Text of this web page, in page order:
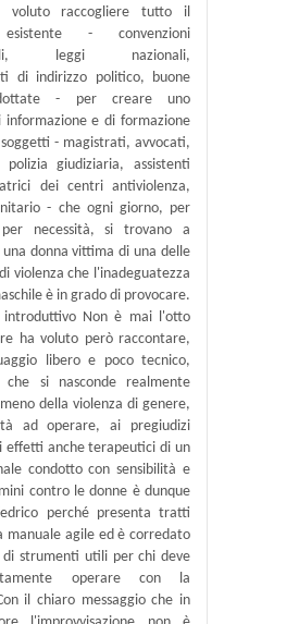
voluto raccogliere tutto il
- convenzioni
leggi nazionali,
di indirizzo politico, buone
- per creare uno
informazione e di formazione
- magistrati, avvocati,
giudiziaria, assistenti
dei centri antiviolenza,
- che ogni giorno, per
necessità, si trovano a
donna vittima di una delle
violenza che l'inadeguatezza
è in grado di provocare.
introduttivo Non è mai l'otto
ha voluto però raccontare,
libero e poco tecnico,
si nasconde realmente
della violenza di genere,
ad operare, ai pregiudizi
effetti anche terapeutici di un
condotto con sensibilità e
contro le donne è dunque
perché presenta tratti
manuale agile ed è corredato
di strumenti utili per chi deve
operare con la
il chiaro messaggio che in